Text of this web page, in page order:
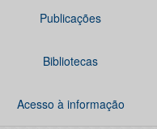
Publicações
Bibliotecas
Acesso à informação